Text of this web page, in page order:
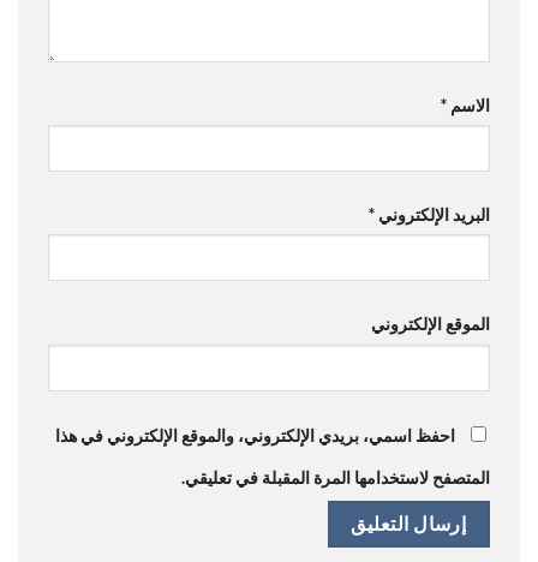
الاسم *
البريد الإلكتروني *
الموقع الإلكتروني
احفظ اسمي، بريدي الإلكتروني، والموقع الإلكتروني في هذا
المتصفح لاستخدامها المرة المقبلة في تعليقي.